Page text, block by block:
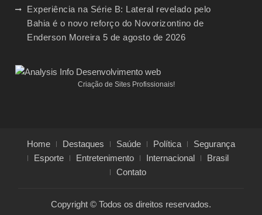
Experiência na Série B: Lateral revelado pelo
Bahia é o novo reforço do Novorizontino de
Enderson Moreira 5 de agosto de 2026
Criação de Sites Profissionais!
Home Destaques Saúde Política
Segurança
Esporte
Entretenimento Internacional
Brasil
Contato
Copyright © Todos os direitos reservados.